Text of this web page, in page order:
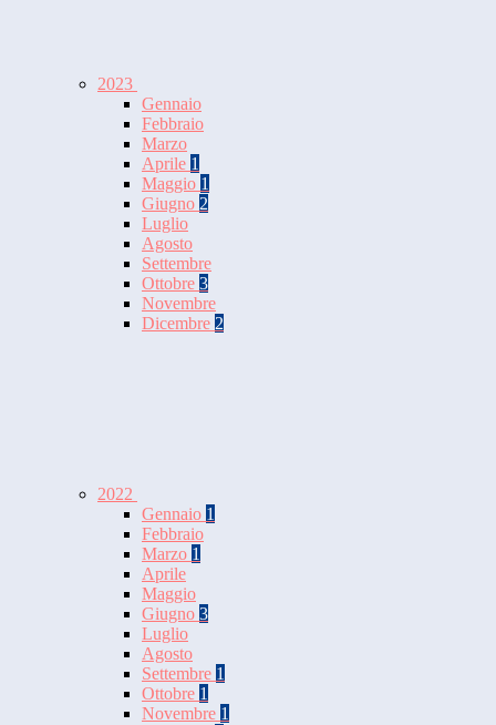
2023
Gennaio
Febbraio
Marzo
Aprile 1
Maggio 1
Giugno 2
Luglio
Agosto
Settembre
Ottobre 3
Novembre
Dicembre 2
2022
Gennaio 1
Febbraio
Marzo 1
Aprile
Maggio
Giugno 3
Luglio
Agosto
Settembre 1
Ottobre 1
Novembre 1